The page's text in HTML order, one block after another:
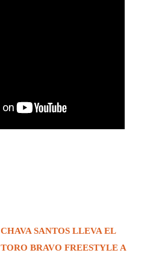
CHAVA SANTOS LLEVA EL
TORO BRAVO FREESTYLE A